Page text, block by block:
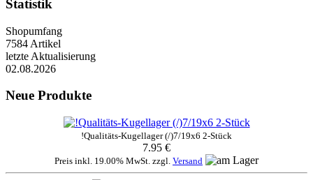
Statistik
Shopumfang
7584 Artikel
letzte Aktualisierung
02.08.2026
Neue Produkte
!Qualitäts-Kugellager (/)7/19x6 2-Stück
7.95 €
Preis inkl. 19.00% MwSt. zzgl. Versand